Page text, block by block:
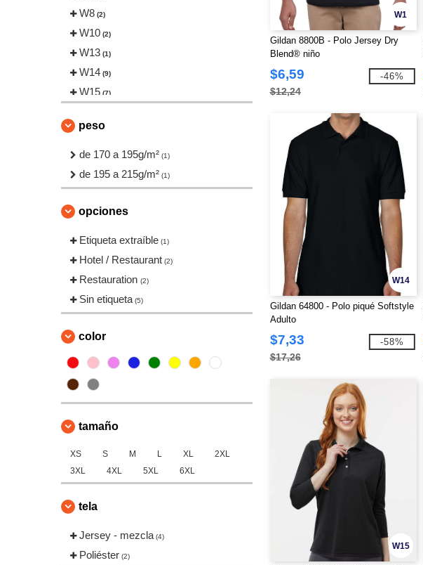
W8 (2)
W10 (2)
W13 (1)
W14 (9)
W15 (7)
W64
peso
de 170 a 195g/m² (1)
de 195 a 215g/m² (1)
opciones
Etiqueta extraíble (1)
Hotel / Restaurant (2)
Restauration (2)
Sin etiqueta (5)
color
tamaño
XS S M L XL
2XL
3XL
4XL 5XL 6XL
tela
Jersey - mezcla (4)
Poliéster (2)
W1
Gildan 8800B - Polo Jersey Dry
Blend® niño
$6,59
$12,24
-46%
W14
Gildan 64800 - Polo piqué Softstyle
Adulto
$7,33
$17,26
-58%
W15